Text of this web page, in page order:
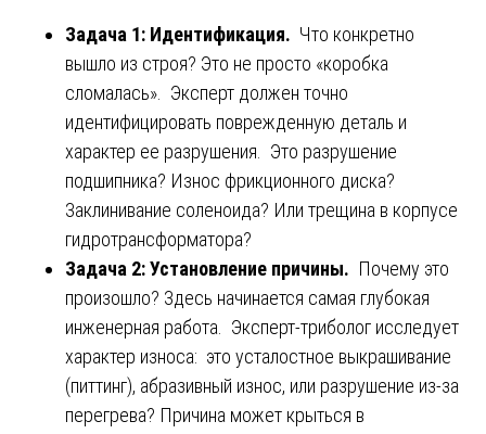
Задача 1: Идентификация. Что конкретно
вышло из строя? Это не просто «коробка
сломалась». Эксперт должен точно
идентифицировать поврежденную деталь и
характер ее разрушения. Это разрушение
подшипника? Износ фрикционного диска?
Заклинивание соленоида? Или трещина в корпусе
гидротрансформатора?
Задача 2: Установление причины. Почему это
произошло? Здесь начинается самая глубокая
инженерная работа. Эксперт-триболог исследует
характер износа: это усталостное выкрашивание
(питтинг), абразивный износ, или разрушение из-за
перегрева? Причина может крыться в